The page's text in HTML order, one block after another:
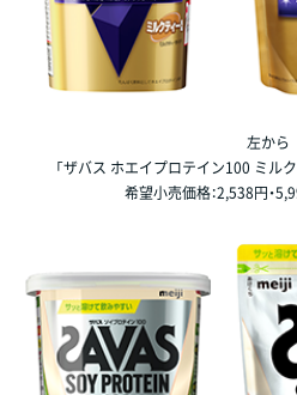
左から
「ザバス ホエイプロテイン100 ミル
希望小売価格：2,538円・